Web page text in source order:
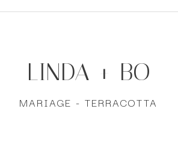
LINDA + BO
MARIAGE - TERRACOTTA